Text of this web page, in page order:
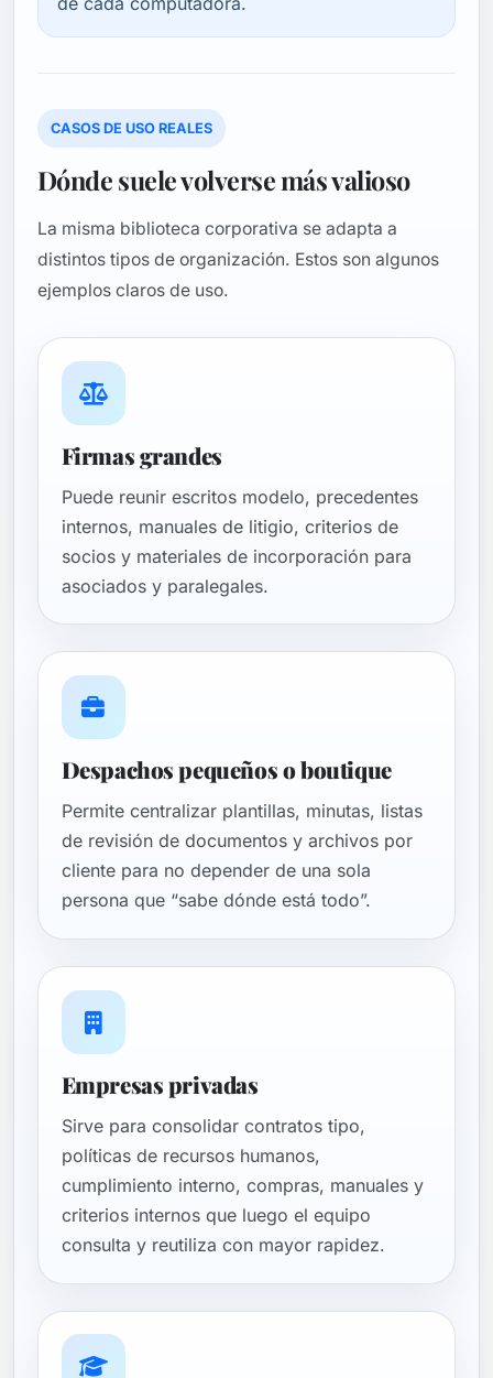
CASOS DE USO REALES
Dónde suele volverse más valioso
La misma biblioteca corporativa se adapta a
distintos tipos de organización. Estos son algunos
ejemplos claros de uso.
Firmas grandes
Puede reunir escritos modelo, precedentes
internos, manuales de litigio, criterios de
socios y materiales de incorporación para
asociados y paralegales.
Despachos pequeños o boutique
Permite centralizar plantillas, minutas, listas
de revisión de documentos y archivos por
cliente para no depender de una sola
persona que “sabe dónde está todo”.
Empresas privadas
Sirve para consolidar contratos tipo,
políticas de recursos humanos,
cumplimiento interno, compras, manuales y
criterios internos que luego el equipo
consulta y reutiliza con mayor rapidez.